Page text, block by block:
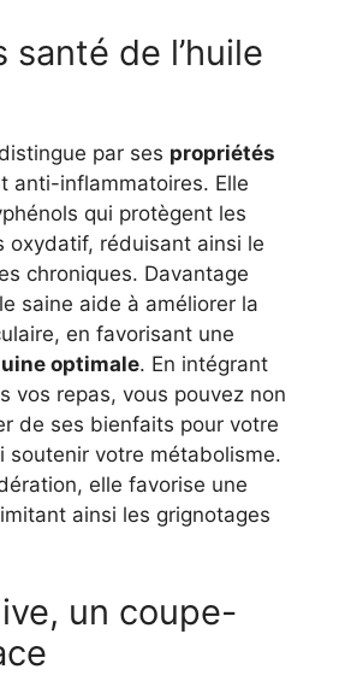
santé de l’huile
par ses propriétés
anti-inflammatoires. Elle
qui protègent les
oxydatif, réduisant ainsi le
chroniques. Davantage
saine aide à améliorer la
en favorisant une
optimale. En intégrant
vos repas, vous pouvez non
de ses bienfaits pour votre
soutenir votre métabolisme.
elle favorise une
ainsi les grignotages
un coupe-